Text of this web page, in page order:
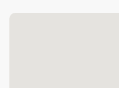
Pluspunten